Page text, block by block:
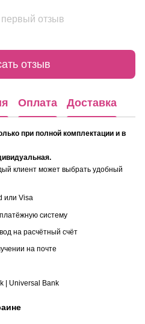
отзыв
отзыв
Оплата Доставка
при полной комплектации и в
клиент может выбрать удобный
или Visa
систему
на расчётный счёт
на почте
| Universal Bank